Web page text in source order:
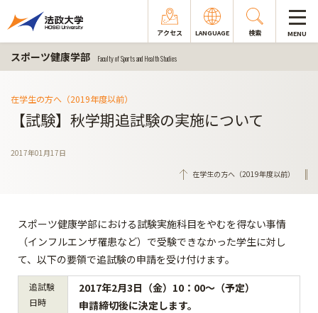
アクセス LANGUAGE 検索 MENU
スポーツ健康学部 Faculty of Sports and Health Studies
在学生の方へ（2019年度以前）
【試験】秋学期追試験の実施について
2017年01月17日
在学生の方へ（2019年度以前）
スポーツ健康学部における試験実施科目をやむを得ない事情
（インフルエンザ罹患など）で受験できなかった学生に対し
て、以下の要領で追試験の申請を受け付けます。
追試験
日時
2017年2月3日（金）10：00～（予定）
申請締切後に決定します。